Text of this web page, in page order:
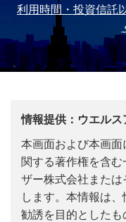
利用時間・投資信託
情報提供：ウエル
本画面および本画
関する著作権を含
ザー株式会社また
します。本情報は
勧誘を目的とした